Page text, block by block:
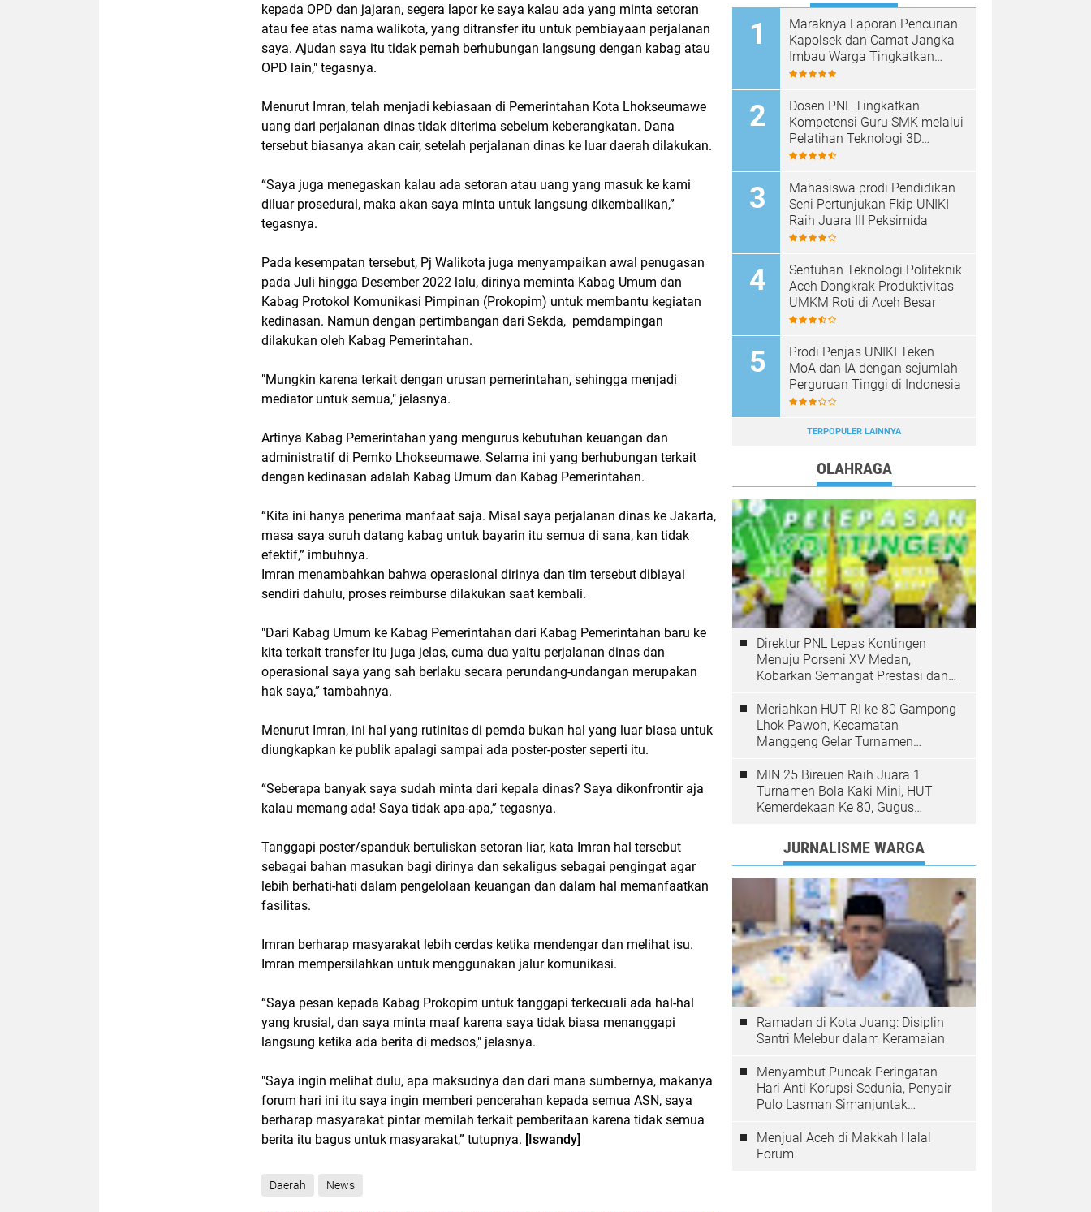
kepada OPD dan jajaran, segera lapor ke saya kalau ada yang minta setoran
atau fee atas nama walikota, yang ditransfer itu untuk pembiayaan perjalanan
saya. Ajudan saya itu tidak pernah berhubungan langsung dengan kabag atau
OPD lain," tegasnya.
Menurut Imran, telah menjadi kebiasaan di Pemerintahan Kota Lhokseumawe
uang dari perjalanan dinas tidak diterima sebelum keberangkatan. Dana
tersebut biasanya akan cair, setelah perjalanan dinas ke luar daerah dilakukan.
“Saya juga menegaskan kalau ada setoran atau uang yang masuk ke kami
diluar prosedural, maka akan saya minta untuk langsung dikembalikan,”
tegasnya.
Pada kesempatan tersebut, Pj Walikota juga menyampaikan awal penugasan
pada Juli hingga Desember 2022 lalu, dirinya meminta Kabag Umum dan
Kabag Protokol Komunikasi Pimpinan (Prokopim) untuk membantu kegiatan
kedinasan. Namun dengan pertimbangan dari Sekda, pemdampingan
dilakukan oleh Kabag Pemerintahan.
"Mungkin karena terkait dengan urusan pemerintahan, sehingga menjadi
mediator untuk semua," jelasnya.
Artinya Kabag Pemerintahan yang mengurus kebutuhan keuangan dan
administratif di Pemko Lhokseumawe. Selama ini yang berhubungan terkait
dengan kedinasan adalah Kabag Umum dan Kabag Pemerintahan.
“Kita ini hanya penerima manfaat saja. Misal saya perjalanan dinas ke Jakarta,
masa saya suruh datang kabag untuk bayarin itu semua di sana, kan tidak
efektif,” imbuhnya.
Imran menambahkan bahwa operasional dirinya dan tim tersebut dibiayai
sendiri dahulu, proses reimburse dilakukan saat kembali.
"Dari Kabag Umum ke Kabag Pemerintahan dari Kabag Pemerintahan baru ke
kita terkait transfer itu juga jelas, cuma dua yaitu perjalanan dinas dan
operasional saya yang sah berlaku secara perundang-undangan merupakan
hak saya,” tambahnya.
Menurut Imran, ini hal yang rutinitas di pemda bukan hal yang luar biasa untuk
diungkapkan ke publik apalagi sampai ada poster-poster seperti itu.
“Seberapa banyak saya sudah minta dari kepala dinas? Saya dikonfrontir aja
kalau memang ada! Saya tidak apa-apa,” tegasnya.
Tanggapi poster/spanduk bertuliskan setoran liar, kata Imran hal tersebut
sebagai bahan masukan bagi dirinya dan sekaligus sebagai pengingat agar
lebih berhati-hati dalam pengelolaan keuangan dan dalam hal memanfaatkan
fasilitas.
Imran berharap masyarakat lebih cerdas ketika mendengar dan melihat isu.
Imran mempersilahkan untuk menggunakan jalur komunikasi.
“Saya pesan kepada Kabag Prokopim untuk tanggapi terkecuali ada hal-hal
yang krusial, dan saya minta maaf karena saya tidak biasa menanggapi
langsung ketika ada berita di medsos," jelasnya.
"Saya ingin melihat dulu, apa maksudnya dan dari mana sumbernya, makanya
forum hari ini itu saya ingin memberi pencerahan kepada semua ASN, saya
berharap masyarakat pintar memilah terkait pemberitaan karena tidak semua
berita itu bagus untuk masyarakat,” tutupnya. [Iswandy]
Daerah News
Maraknya Laporan Pencurian
Kapolsek dan Camat Jangka
Imbau Warga Tingkatkan
Kewaspadaan
Dosen PNL Tingkatkan
Kompetensi Guru SMK melalui
Pelatihan Teknologi 3D
Printing
Mahasiswa prodi Pendidikan
Seni Pertunjukan Fkip UNIKI
Raih Juara III Peksimida
Sentuhan Teknologi Politeknik
Aceh Dongkrak Produktivitas
UMKM Roti di Aceh Besar
Prodi Penjas UNIKI Teken
MoA dan IA dengan sejumlah
Perguruan Tinggi di Indonesia
TERPOPULER LAINNYA
OLAHRAGA
Direktur PNL Lepas Kontingen
Menuju Porseni XV Medan,
Kobarkan Semangat Prestasi dan
Meriahkan HUT RI ke-80 Gampong
Lhok Pawoh, Kecamatan
Manggeng Gelar Turnamen
MIN 25 Bireuen Raih Juara 1
Turnamen Bola Kaki Mini, HUT
Kemerdekaan Ke 80, Gugus
JURNALISME WARGA
Ramadan di Kota Juang: Disiplin
Santri Melebur dalam Keramaian
Menyambut Puncak Peringatan
Hari Anti Korupsi Sedunia, Penyair
Pulo Lasman Simanjuntak
Korupsi di Indonesia
Menjual Aceh di Makkah Halal
Forum